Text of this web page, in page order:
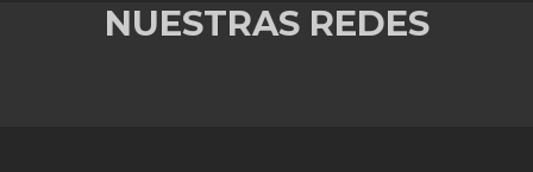
NUESTRAS REDES